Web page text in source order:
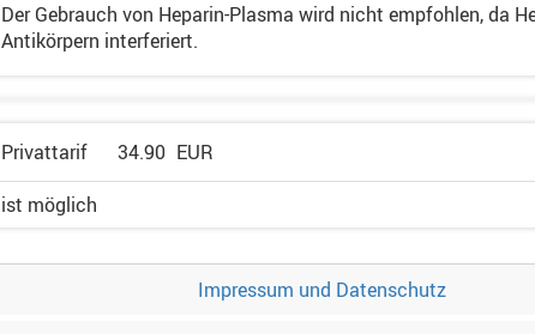
Der Gebrauch von Heparin-Plasma wird nicht empfohlen, da
Antikörpern interferiert.
Privattarif 34.90 EUR
ist möglich
Impressum und Datenschutz